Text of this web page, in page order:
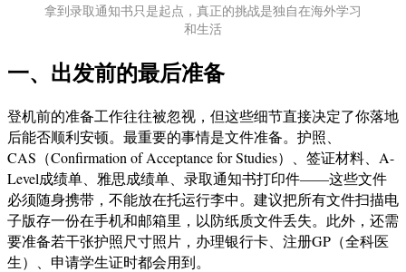
拿到录取通知书只是起点，真正的挑战是独自在海外学习
和生活
一、出发前的最后准备
登机前的准备工作往往被忽视，但这些细节直接决定了你落地
后能否顺利安顿。最重要的事情是文件准备。护照、
CAS（Confirmation of Acceptance for Studies）、签证材料、A-
Level成绩单、雅思成绩单、录取通知书打印件——这些文件
必须随身携带，不能放在托运行李中。建议把所有文件扫描电
子版存一份在手机和邮箱里，以防纸质文件丢失。此外，还需
要准备若干张护照尺寸照片，办理银行卡、注册GP（全科医
生）、申请学生证时都会用到。